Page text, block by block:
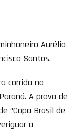
Aurélio
Santos.
corrida no
A prova de
“Copa Brasil de
a